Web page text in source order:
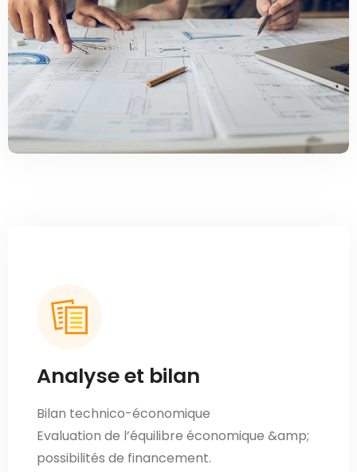
Analyse et bilan
Bilan technico-économique
Evaluation de l’équilibre économique &amp;
possibilités de financement.